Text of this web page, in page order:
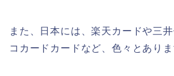
また、日本には、楽天カードや三
コカードカードなど、色々とありま